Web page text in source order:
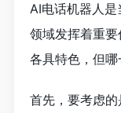
AI电话机器人
领域发挥着重
各具特色，但
首先，要考虑